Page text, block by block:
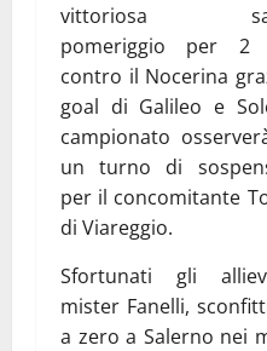
vittoriosa
pomeriggio per
contro il Nocerina
goal di Galileo e
campionato
un turno di
per il concomitante
di Viareggio.
Sfortunati gli
mister Fanelli,
a zero a Salerno nei